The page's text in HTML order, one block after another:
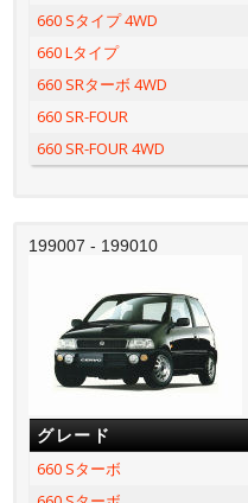
660 Sタイプ 4WD
660 Lタイプ
660 SRターボ 4WD
660 SR-FOUR
660 SR-FOUR 4WD
199007 - 199010
グレード
660 Sターボ